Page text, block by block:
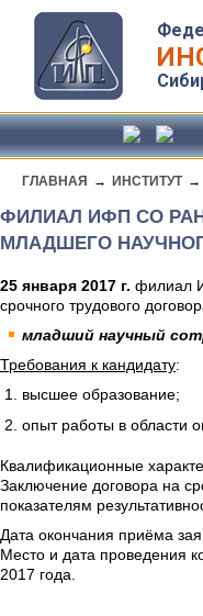
ГЛАВНАЯ → ИНСТИТУТ →
ФИЛИАЛ ИФП СО
МЛАДШЕГО
25 января 2017 г. филиал
срочного трудового
младший научный
Требования к кандидату:
высшее образование;
опыт работы в области
Квалификационные
Заключение договора на
показателям
Дата окончания приёма
Место и дата проведения
2017 года.